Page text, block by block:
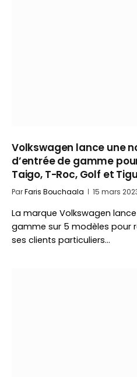
Volkswagen lance une
d’entrée de gamme
Taigo, T-Roc, Golf et
ParFaris Bouchaala 15 mars
La marque Volkswagen
gamme sur 5 modèles pour
ses clients particuliers…